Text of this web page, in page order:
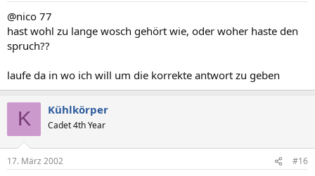
@nico 77
hast wohl zu lange wosch gehört wie, oder woher haste den
spruch??
laufe da in wo ich will um die korrekte antwort zu geben
K Kühlkörper
Cadet 4th Year
17. März 2002 #16